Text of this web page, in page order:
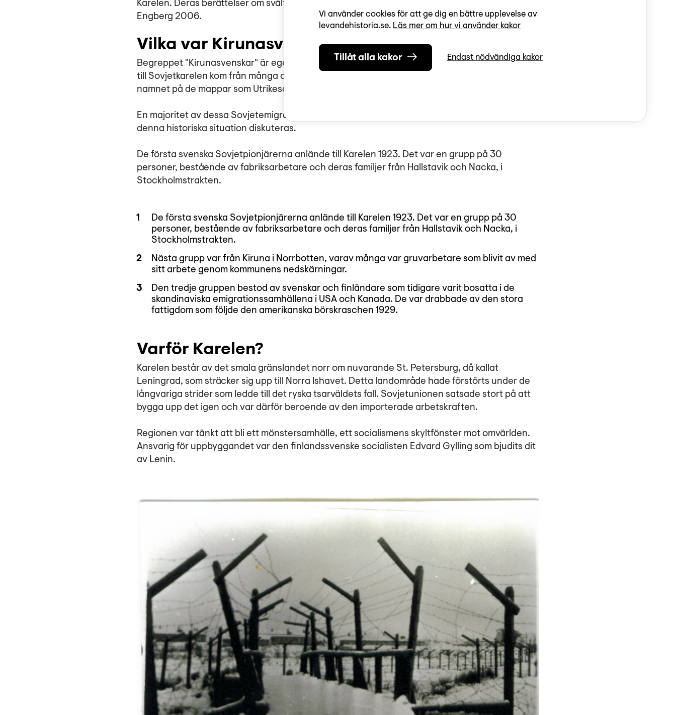
Vi använder cookies för att ge dig en bättre upplevelse av
levandehistoria.se. Läs mer om hur vi använder kakor
Tillåt alla kakor Endast nödvändiga kakor
Karelen. Deras berättelser om svält, arbetsläger och mord är nedtecknade av journalisten Kaa
Engberg 2006.
Vilka var Kirunasvenskarna?
Begreppet "Kirunasvenskar" är egentligen något missvisande då de svenskar som emigrerade
till Sovjetkarelen kom från många olika håll i Sverige. Begreppet kommer framför allt från
namnet på de mappar som Utrikesdepartementet har i sina arkiv.
En majoritet av dessa Sovjetemigranter var dock från Kiruna och begreppet är användbart då
denna historiska situation diskuteras.
De första svenska Sovjetpionjärerna anlände till Karelen 1923. Det var en grupp på 30
personer, bestående av fabriksarbetare och deras familjer från Hallstavik och Nacka, i
Stockholmstrakten.
De första svenska Sovjetpionjärerna anlände till Karelen 1923. Det var en grupp på 30
personer, bestående av fabriksarbetare och deras familjer från Hallstavik och Nacka, i
Stockholmstrakten.
Nästa grupp var från Kiruna i Norrbotten, varav många var gruvarbetare som blivit av med
sitt arbete genom kommunens nedskärningar.
Den tredje gruppen bestod av svenskar och finländare som tidigare varit bosatta i de
skandinaviska emigrationssamhällena i USA och Kanada. De var drabbade av den stora
fattigdom som följde den amerikanska börskraschen 1929.
Varför Karelen?
Karelen består av det smala gränslandet norr om nuvarande St. Petersburg, då kallat
Leningrad, som sträcker sig upp till Norra Ishavet. Detta landområde hade förstörts under de
långvariga strider som ledde till det ryska tsarväldets fall. Sovjetunionen satsade stort på att
bygga upp det igen och var därför beroende av den importerade arbetskraften.
Regionen var tänkt att bli ett mönstersamhälle, ett socialismens skyltfönster mot omvärlden.
Ansvarig för uppbyggandet var den finlandssvenske socialisten Edvard Gylling som bjudits dit
av Lenin.